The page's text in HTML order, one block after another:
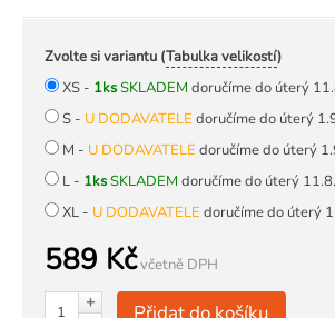
Zvolte si variantu (Tabulka velikostí)
XS - 1ksSKLADEM doručíme do úterý
S - U DODAVATELEdoručíme do úterý
M - U DODAVATELEdoručíme do úterý
L - 1ksSKLADEM doručíme do úterý 11.8.
XL - U DODAVATELEdoručíme do úterý
589 Kčvčetně DPH
+
Přidat do košíku